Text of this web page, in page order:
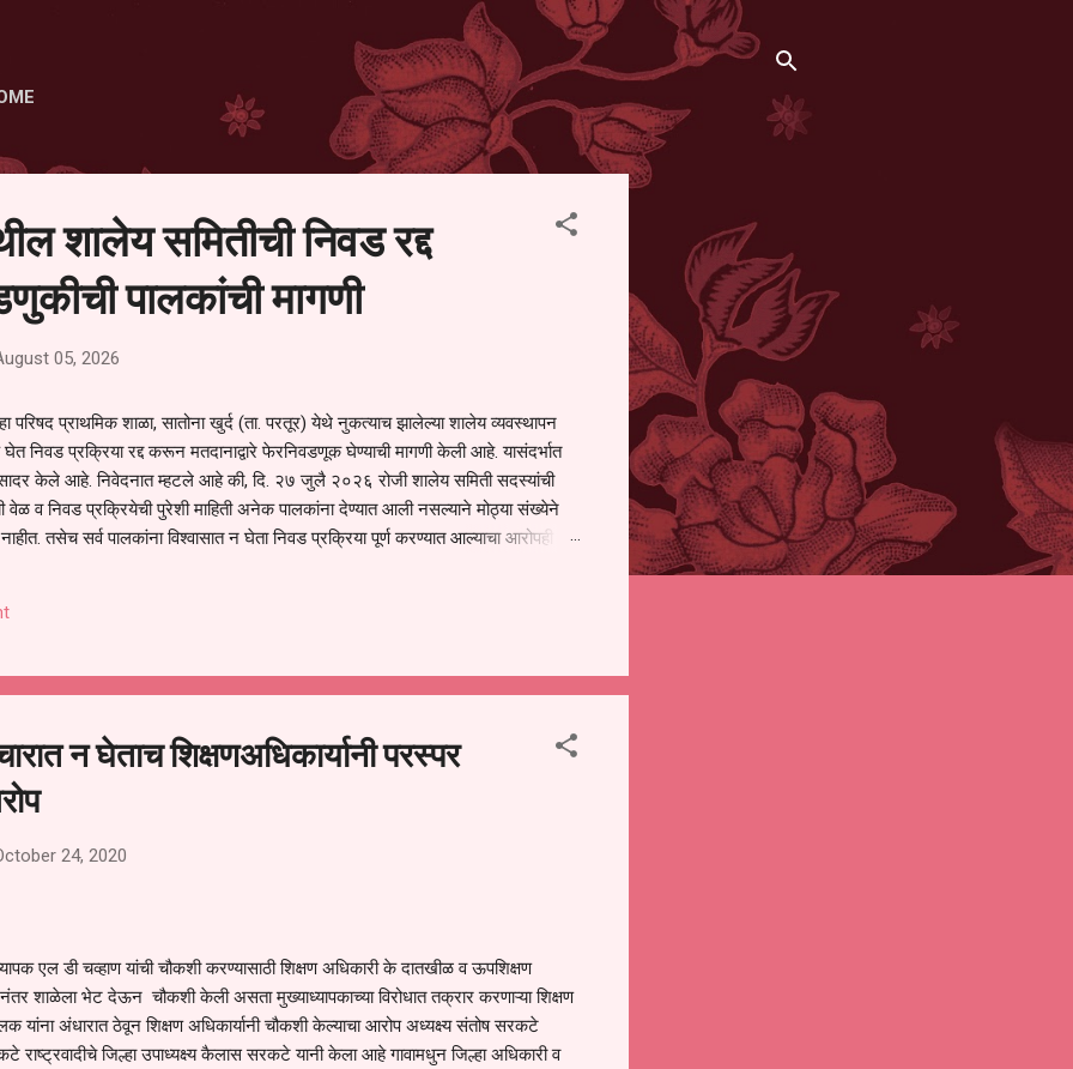
शालेय समितीची निवड रद्द
पालकांची मागणी
05, 2026
परिषद प्राथमिक शाळा, सातोना खुर्द (ता. परतूर) येथे नुकत्याच झालेल्या शालेय व्यवस्थापन
घेत निवड प्रक्रिया रद्द करून मतदानाद्वारे फेरनिवडणूक घेण्याची मागणी केली आहे. यासंदर्भात
सादर केले आहे. निवेदनात म्हटले आहे की, दि. २७ जुलै २०२६ रोजी शालेय समिती सदस्यांची
वेळ व निवड प्रक्रियेची पुरेशी माहिती अनेक पालकांना देण्यात आली नसल्याने मोठ्या संख्येने
तसेच सर्व पालकांना विश्वासात न घेता निवड प्रक्रिया पूर्ण करण्यात आल्याचा आरोपही
मागणी पालकांनी केली आहे. या निवेदनाच्या प्रती जिल्हा शिक्षण अधिकारी (प्राथमिक),
परतूर यांनाही पाठविण्यात आल्या असून प्रशासन याबाबत काय निर्णय घेते, याकडे पालकांचे
न घेताच शिक्षणअधिकार्यानी परस्पर
24, 2020
एल डी चव्हाण यांची चौकशी करण्यासाठी शिक्षण अधिकारी के दातखीळ व ऊपशिक्षण
नंतर शाळेला भेट देऊन चौकशी केली असता मुख्याध्यापकाच्या विरोधात तक्रार करणाऱ्या शिक्षण
यांना अंधारात ठेवून शिक्षण अधिकार्यानी चौकशी केल्याचा आरोप अध्यक्ष्य संतोष सरकटे
राष्ट्रवादीचे जिल्हा उपाध्यक्ष्य कैलास सरकटे यानी केला आहे गावामधुन जिल्हा अधिकारी व